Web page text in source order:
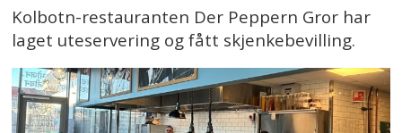
Kolbotn-restauranten Der Peppern Gror har
laget uteservering og fått skjenkebevilling.